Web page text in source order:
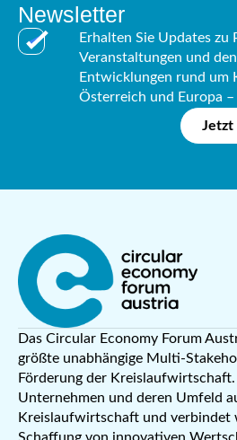
Newsletter
Erhalten Sie Updates zu
Veranstaltungen und
Entwicklungen rund um
Österreich und Europa
Jetzt
Das Circular Economy Forum
größte unabhängige Multi-
Förderung der
Unternehmen und deren Umfeld
Kreislaufwirtschaft und verbindet